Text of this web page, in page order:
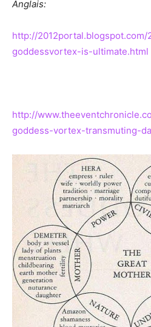
Anglais:
http://
goddessvortex-is-ultimate.html
http://
goddess-vortex-transmuting-